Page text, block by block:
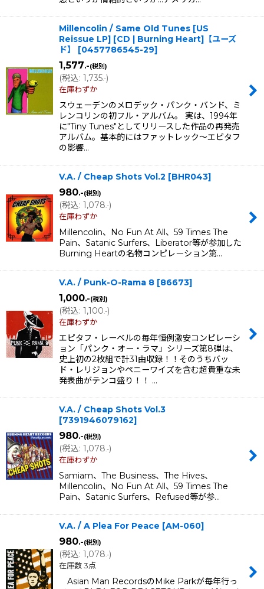
Millencolin / Same Old Tunes [US
Reissue LP] [CD | Burning Heart]【ユーズ
ド】
[0457786545-29]
1,577.-(税別)
(税込: 1,735.-)
在庫わずか
スウェーデンのメロデック・パンク・バンド、ミ
レンコリンの初フル・アルバム。 実は、1994年
に"Tiny Tunes"としてリリースした作品の再発売
アルバム。基本的にはファットレック〜エピタフ
の影響…
V.A. / Cheap Shots Vol.2 [BHR043]
980.-(税別)
(税込: 1,078.-)
在庫わずか
Millencolin、No Fun At All、59 Times The
Pain、Satanic Surfers、Liberator等が参加した
Burning Heartの名物コンピレーション第…
V.A. / Punk-O-Rama 8 [86673]
1,000.-(税別)
(税込: 1,100.-)
在庫わずか
エピタフ・レーベルの毎年恒例激安コンピレーシ
ョン「パンク・オー・ラマ」シリーズ第8弾は、
史上初の2枚組で計31曲収録！！そのうちバッ
ド・レリジョンやペニーワイズを含む超貴重な未
発表曲がテンコ盛り！！ …
V.A. / Cheap Shots Vol.3
[7391946079162]
980.-(税別)
(税込: 1,078.-)
在庫わずか
Samiam、The Business、The Hives、
Millencolin、No Fun At All、59 Times The
Pain、Satanic Surfers、Refused等が参…
V.A. / A Plea For Peace [AM-060]
980.-(税別)
(税込: 1,078.-)
在庫数 3点
Asian Man RecordsのMike Parkが毎年行っ